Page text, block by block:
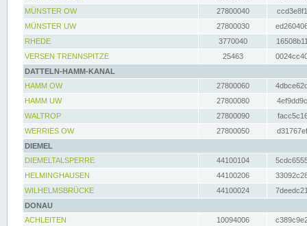
MÜNSTER OW
27800040
MÜNSTER UW
27800030
RHEDE
3770040
VERSEN TRENNSPITZE
25463
DATTELN-HAMM-KANAL
HAMM OW
27800060
HAMM UW
27800080
WALTROP
27800090
WERRIES OW
27800050
DIEMEL
DIEMELTALSPERRE
44100104
HELMINGHAUSEN
44100206
WILHELMSBRÜCKE
44100024
DONAU
ACHLEITEN
10094006